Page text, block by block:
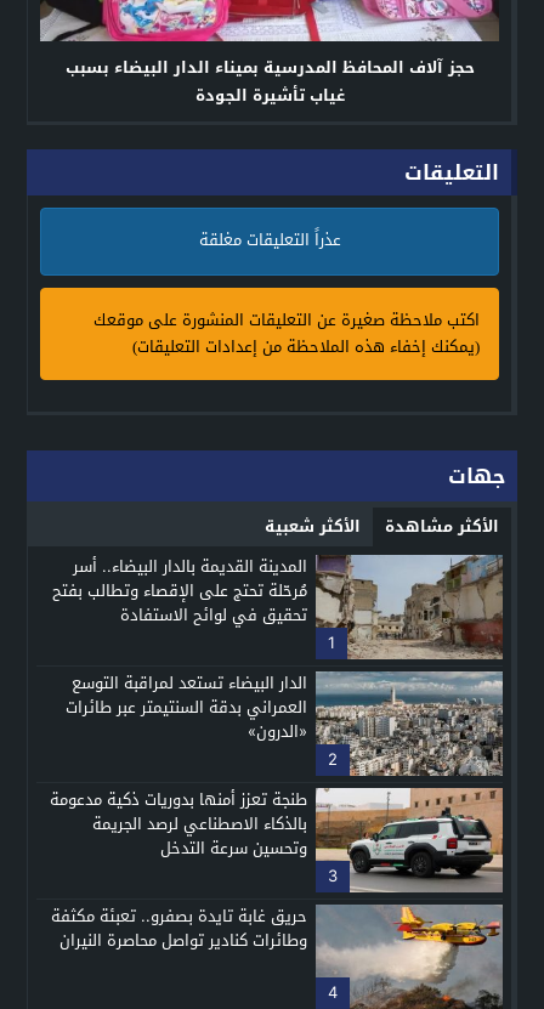
حجز آلاف المحافظ المدرسية بميناء الدار البيضاء بسبب
غياب تأشيرة الجودة
التعليقات
عذراً التعليقات مغلقة
اكتب ملاحظة صغيرة عن التعليقات المنشورة على موقعك
(يمكنك إخفاء هذه الملاحظة من إعدادات التعليقات)
جهات
الأكثر مشاهدة الأكثر شعبية
1
المدينة القديمة بالدار البيضاء.. أسر
مُرحّلة تحتج على الإقصاء وتطالب بفتح
تحقيق في لوائح الاستفادة
2
الدار البيضاء تستعد لمراقبة التوسع
العمراني بدقة السنتيمتر عبر طائرات
«الدرون»
3
طنجة تعزز أمنها بدوريات ذكية مدعومة
بالذكاء الاصطناعي لرصد الجريمة
وتحسين سرعة التدخل
4
حريق غابة تايدة بصفرو.. تعبئة مكثفة
وطائرات كنادير تواصل محاصرة النيران